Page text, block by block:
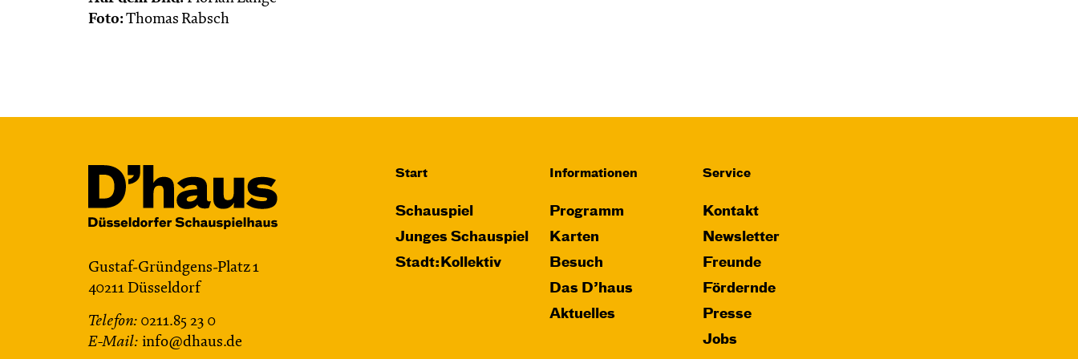
Foto:Thomas Rabsch
Gustaf-Gründgens-Platz 1
40211 Düsseldorf
Telefon: 0211.85 23 0
E-Mail: info@dhaus.de
Start
Schauspiel
Junges Schauspiel
Stadt:Kollektiv
Informationen
Programm
Karten
Besuch
Das D’haus
Aktuelles
Service
Kontakt
Newsletter
Freunde
Fördernde
Presse
Jobs